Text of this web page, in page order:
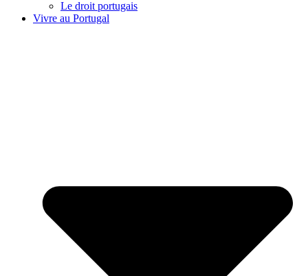
Le droit portugais
Vivre au Portugal